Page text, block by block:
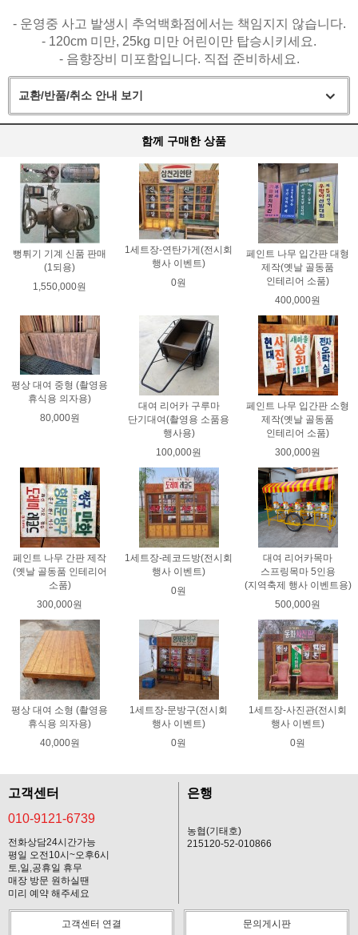
- 운영중 사고 발생시 추억백화점에서는 책임지지 않습니다.
- 120cm 미만, 25kg 미만 어린이만 탑승시키세요.
- 음향장비 미포함입니다. 직접 준비하세요.
교환/반품/취소 안내 보기
함께 구매한 상품
뻥튀기 기계 신품 판매
(1되용)
1,550,000원
1세트장-연탄가게(전시회
행사 이벤트)
0원
페인트 나무 입간판 대형
제작(옛날 골동품
인테리어 소품)
400,000원
평상 대여 중형 (촬영용
휴식용 의자용)
80,000원
대여 리어카 구루마
단기대여(촬영용 소품용
행사용)
100,000원
페인트 나무 입간판 소형
제작(옛날 골동품
인테리어 소품)
300,000원
페인트 나무 간판 제작
(옛날 골동품 인테리어
소품)
300,000원
1세트장-레코드방(전시회
행사 이벤트)
0원
대여 리어카목마
스프링목마 5인용
(지역축제 행사 이벤트용)
500,000원
평상 대여 소형 (촬영용
휴식용 의자용)
40,000원
1세트장-문방구(전시회
행사 이벤트)
0원
1세트장-사진관(전시회
행사 이벤트)
0원
고객센터
010-9121-6739
전화상담24시간가능
평일 오전10시~오후6시
토,일,공휴일 휴무
매장 방문 원하실땐
미리 예약 해주세요
은행
농협(기태호)
215120-52-010866
고객센터 연결 문의게시판